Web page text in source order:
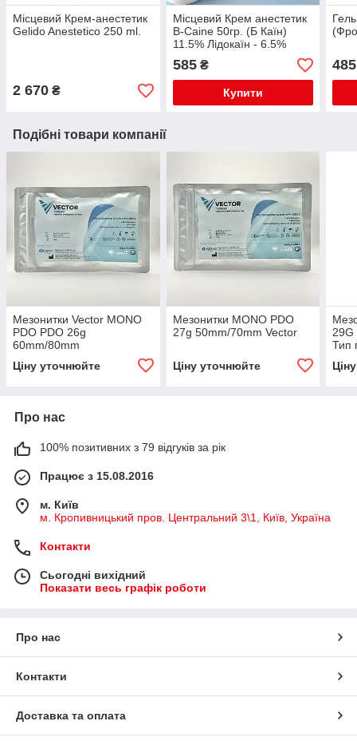
Місцевий Крем-анестетик
Gelido Anestetico 250 ml.
2 670 ₴
Місцевий Крем анестетик
B-Caine 50гр. (Б Каїн)
11.5% Лідокаїн - 6.5%
585₴
Купити
485
Подібні товари компанії
Мезонитки Vector MONO
PDO PDO 26g
60mm/80mm
Ціну уточнюйте
Мезонитки MONO PDO
27g 50mm/70mm Vector
Ціну уточнюйте
29G
Тип
Про нас
100% позитивних з 79 відгуків за рік
Працює з 15.08.2016
м. Київ
м. Кропивницький пров. Центральний 3\1, Київ, Україна
Контакти
Сьогодні вихідний
Показати весь графік роботи
Про нас
Контакти
Доставка та оплата